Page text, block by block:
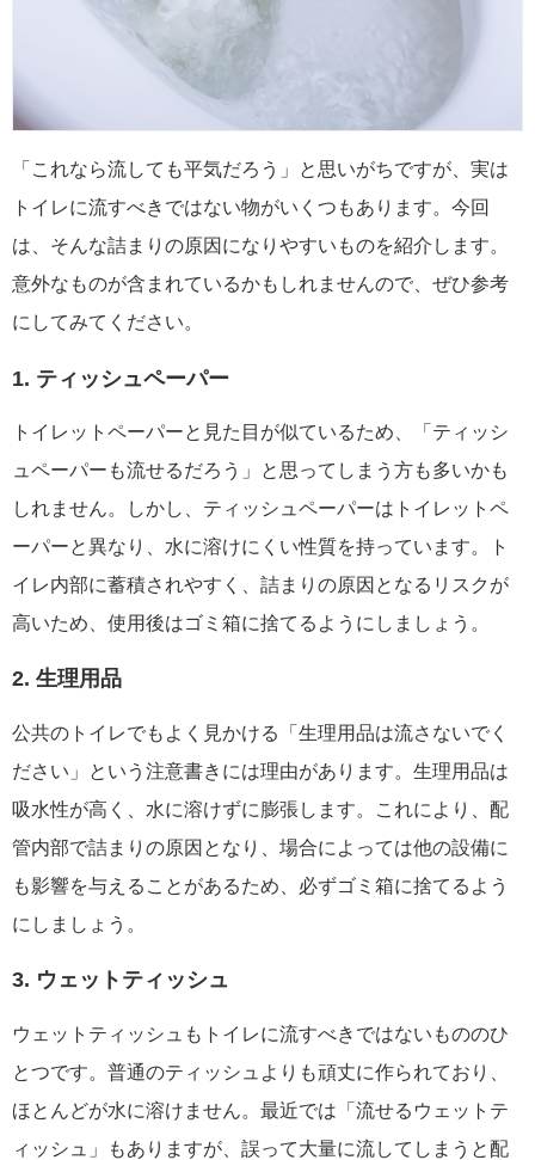
「これなら流しても平気だろう」と思いがちですが、実は
トイレに流すべきではない物がいくつもあります。今回
は、そんな詰まりの原因になりやすいものを紹介します。
意外なものが含まれているかもしれませんので、ぜひ参考
にしてみてください。
1. ティッシュペーパー
トイレットペーパーと見た目が似ているため、「ティッシ
ュペーパーも流せるだろう」と思ってしまう方も多いかも
しれません。しかし、ティッシュペーパーはトイレットペ
ーパーと異なり、水に溶けにくい性質を持っています。ト
イレ内部に蓄積されやすく、詰まりの原因となるリスクが
高いため、使用後はゴミ箱に捨てるようにしましょう。
2. 生理用品
公共のトイレでもよく見かける「生理用品は流さないでく
ださい」という注意書きには理由があります。生理用品は
吸水性が高く、水に溶けずに膨張します。これにより、配
管内部で詰まりの原因となり、場合によっては他の設備に
も影響を与えることがあるため、必ずゴミ箱に捨てるよう
にしましょう。
3. ウェットティッシュ
ウェットティッシュもトイレに流すべきではないもののひ
とつです。普通のティッシュよりも頑丈に作られており、
ほとんどが水に溶けません。最近では「流せるウェットテ
ィッシュ」もありますが、誤って大量に流してしまうと配